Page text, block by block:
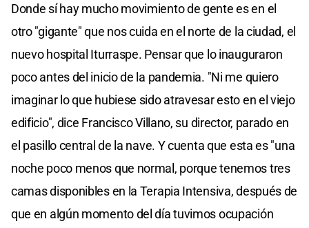
Donde sí hay mucho movimiento de gente es en el
otro "gigante" que nos cuida en el norte de la ciudad, el
nuevo hospital Iturraspe. Pensar que lo inauguraron
poco antes del inicio de la pandemia. "Ni me quiero
imaginar lo que hubiese sido atravesar esto en el viejo
edificio", dice Francisco Villano, su director, parado en
el pasillo central de la nave. Y cuenta que esta es "una
noche poco menos que normal, porque tenemos tres
camas disponibles en la Terapia Intensiva, después de
que en algún momento del día tuvimos ocupación